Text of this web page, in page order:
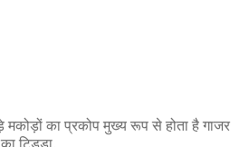
का प्रकोप मुख्य रूप से होता है गाजर
टिड्डा.